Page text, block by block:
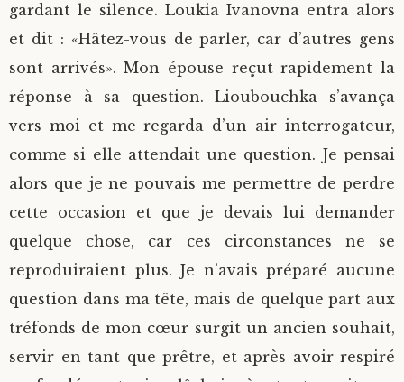
gardant le silence. Loukia Ivanovna entra alors
et dit : «Hâtez-vous de parler, car d’autres gens
sont arrivés». Mon épouse reçut rapidement la
réponse à sa question. Lioubouchka s’avança
vers moi et me regarda d’un air interrogateur,
comme si elle attendait une question. Je pensai
alors que je ne pouvais me permettre de perdre
cette occasion et que je devais lui demander
quelque chose, car ces circonstances ne se
reproduiraient plus. Je n’avais préparé aucune
question dans ma tête, mais de quelque part aux
tréfonds de mon cœur surgit un ancien souhait,
servir en tant que prêtre, et après avoir respiré